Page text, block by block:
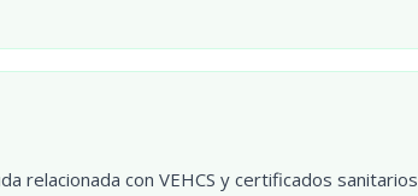
relacionada con VEHCS y certificados sanitarios